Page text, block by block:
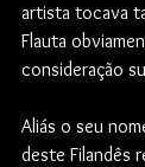
artista tocava
Flauta
consideração
Aliás o seu
deste Filandês